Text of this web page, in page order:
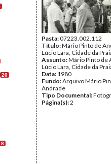
20
8
Pasta:07223.002.112
Título:Mário Pinto de
Lúcio Lara, Cidade da
Assunto:Mário Pinto de
Lúcio Lara, Cidade da
Data: 1980
Fundo:Arquivo Mário
Andrade
Tipo Documental:
Página(s):2